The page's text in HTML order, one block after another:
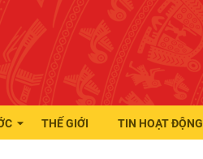
THẾ GIỚI TIN HOẠT ĐỘNG